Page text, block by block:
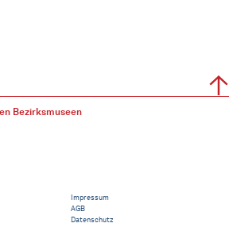
Bezirksmuseen
Impressum
AGB
Datenschutz